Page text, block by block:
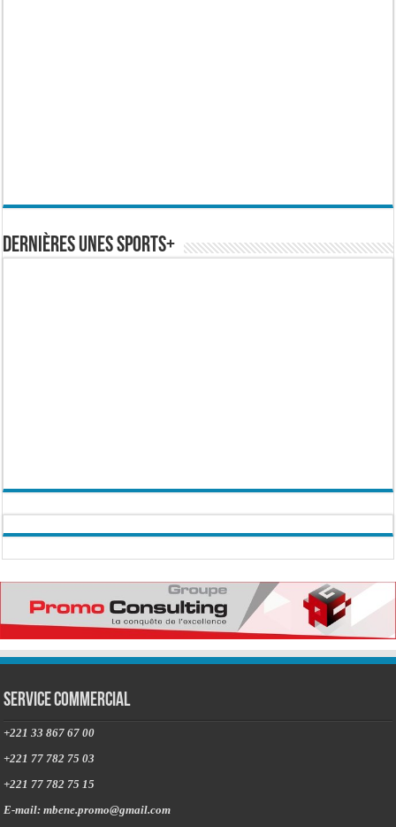
Dernières Unes Sports+
Service commercial
+221 33 867 67 00
+221 77 782 75 03
+221 77 782 75 15
E-mail: mbene.promo@gmail.com